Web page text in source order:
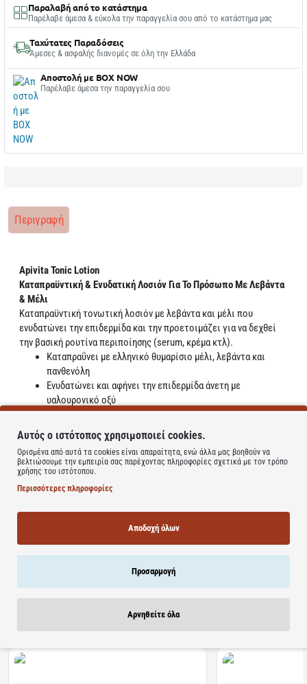
Παραλαβή από το κατάστημα
Παρέλαβε άμεσα & εύκολα την παραγγελία σου από το κατάστημα μας
Ταχύτατες Παραδόσεις
Άμεσες & ασφαλής διανομές σε όλη την Ελλάδα
Αποστολή με BOX NOW
Παρέλαβε άμεσα την παραγγελία σου
Περιγραφή
Apivita Tonic Lotion
Καταπραϋντική & Ενυδατική Λοσιόν Για Το Πρόσωπο Με Λεβάντα
& Μέλι
Καταπραϋντική τονωτική λοσιόν με λεβάντα και μέλι που
ενυδατώνει την επιδερμίδα και την προετοιμάζει για να δεχθεί
την βασική ρουτίνα περιποίησης (serum, κρέμα κτλ).
Καταπραΰνει με ελληνικό θυμαρίσιο μέλι, λεβάντα και
πανθενόλη
Ενυδατώνει και αφήνει την επιδερμίδα άνετη με
υαλουρονικό οξύ
Τονώνει την επιδερμίδα με βιολογικό αιθέριο έλαιο
πορτοκάλι και γεράνι
Αναζωογονεί με το δροσερό λουλουδάτο άρωμα της με
πράσινες νότες
Προσφέρει extra anti-pollution δράση με έγχυμα από άγριο
τριαντάφυλλο
Bestsellers Είδατε Πρόσφατα
Αυτός ο ιστότοπος χρησιμοποιεί cookies.
Ορισμένα από αυτά τα cookies είναι απαραίτητα, ενώ άλλα μας βοηθούν να
βελτιώσουμε την εμπειρία σας παρέχοντας πληροφορίες σχετικά με τον τρόπο
χρήσης του ιστότοπου.
Περισσότερες πληροφορίες
Αποδοχή όλων
Προσαρμογή
Αρνηθείτε όλα